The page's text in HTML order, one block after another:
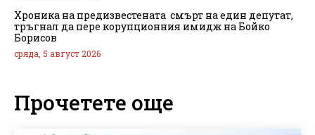
Хроника на предизвестената смърт на един депутат,
тръгнал да пере корупционния имидж на Бойко
Борисов
сряда, 5 август 2026
Прочетете още